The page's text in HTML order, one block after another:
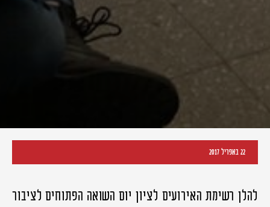
22 באפריל 2017
להלן רשימת האירועים לציון יום השואה הפתוחים לציבור